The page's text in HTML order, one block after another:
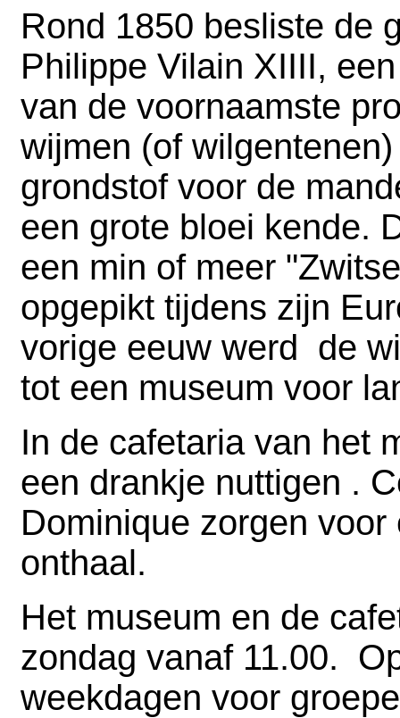
Rond 1850 besliste de
Philippe Vilain XIIII,
van de voornaamste
wijmen (of
grondstof voor de
een grote bloei kende.
een min of meer
opgepikt tijdens zijn
vorige eeuw werd de
tot een museum voor
In de cafetaria van het
een drankje nuttigen .
Dominique zorgen
onthaal.
Het museum en de
zondag vanaf 11.00.
weekdagen voor